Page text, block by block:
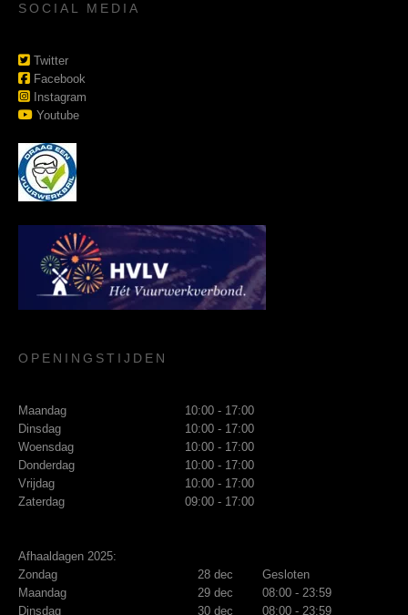
SOCIAL MEDIA
Twitter
Facebook
Instagram
Youtube
OPENINGSTIJDEN
Maandag
10:00 - 17:00
Dinsdag
10:00 - 17:00
Woensdag
10:00 - 17:00
Donderdag
10:00 - 17:00
Vrijdag
10:00 - 17:00
Zaterdag
09:00 - 17:00
Afhaaldagen 2025:
Zondag
28 dec
Gesloten
Maandag
29 dec
08:00 - 23:59
Dinsdag
30 dec 08:00 - 23:59